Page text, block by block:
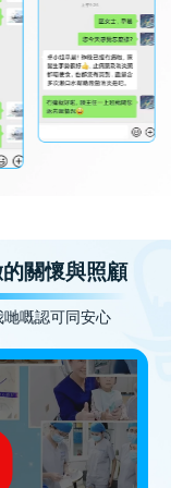
關懷與照顧
嘅認可同安心